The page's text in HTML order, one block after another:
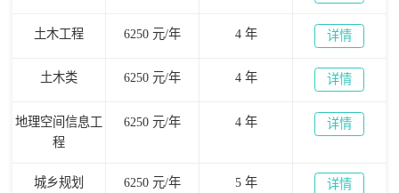
土木工程 6250 元/年 4 年 详情
土木类 6250 元/年 4 年 详情
地理空间信息工
程
6250 元/年 4 年 详情
城乡规划 6250 元/年 5 年 详情